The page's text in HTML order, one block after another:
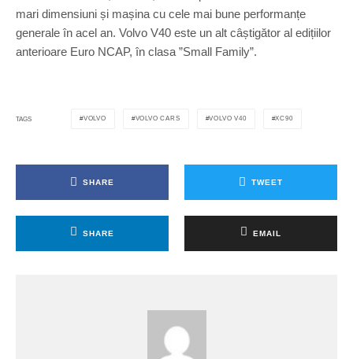
mari dimensiuni și mașina cu cele mai bune performanțe
generale în acel an. Volvo V40 este un alt câștigător al edițiilor
anterioare Euro NCAP, în clasa ”Small Family”.
TAGS VOLVO VOLVO CARS VOLVO V40 XC90
SHARE TWEET
SHARE EMAIL